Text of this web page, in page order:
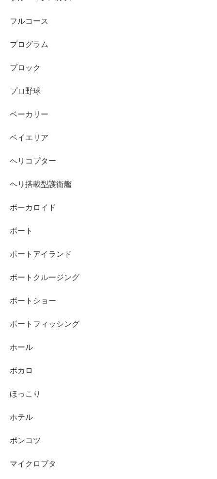
フルコース
プログラム
ブロック
プロ野球
ベーカリー
ベイエリア
ヘリコプター
ヘリ搭載型護衛艦
ボーカロイド
ボート
ポートアイランド
ボートクルージング
ボートショー
ボートフィッシング
ホール
ボカロ
ほっこり
ホテル
ポンコツ
マイクロブタ